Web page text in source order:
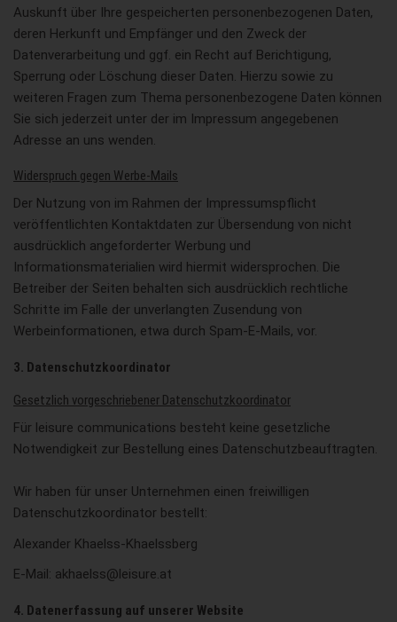
Auskunft über Ihre gespeicherten personenbezogenen Daten,
deren Herkunft und Empfänger und den Zweck der
Datenverarbeitung und ggf. ein Recht auf Berichtigung,
Sperrung oder Löschung dieser Daten. Hierzu sowie zu
weiteren Fragen zum Thema personenbezogene Daten können
Sie sich jederzeit unter der im Impressum angegebenen
Adresse an uns wenden.
Widerspruch gegen Werbe-Mails
Der Nutzung von im Rahmen der Impressumspflicht
veröffentlichten Kontaktdaten zur Übersendung von nicht
ausdrücklich angeforderter Werbung und
Informationsmaterialien wird hiermit widersprochen. Die
Betreiber der Seiten behalten sich ausdrücklich rechtliche
Schritte im Falle der unverlangten Zusendung von
Werbeinformationen, etwa durch Spam-E-Mails, vor.
3. Datenschutzkoordinator
Gesetzlich vorgeschriebener Datenschutzkoordinator
Für leisure communications besteht keine gesetzliche
Notwendigkeit zur Bestellung eines Datenschutzbeauftragten.
Wir haben für unser Unternehmen einen freiwilligen
Datenschutzkoordinator bestellt:
Alexander Khaelss-Khaelssberg
E-Mail: akhaelss@leisure.at
4. Datenerfassung auf unserer Website